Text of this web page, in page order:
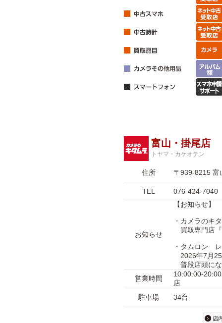
富山・掛尾店
トヤマ・カケオテン
住所 〒939-8215 富
TEL 076-424-7040
お知らせ
【お知らせ】
・カメラのキ
買取専門店
・タムロン
2026年7月25
普段店頭に
営業時間
10:00:00-
店
駐車場
34台